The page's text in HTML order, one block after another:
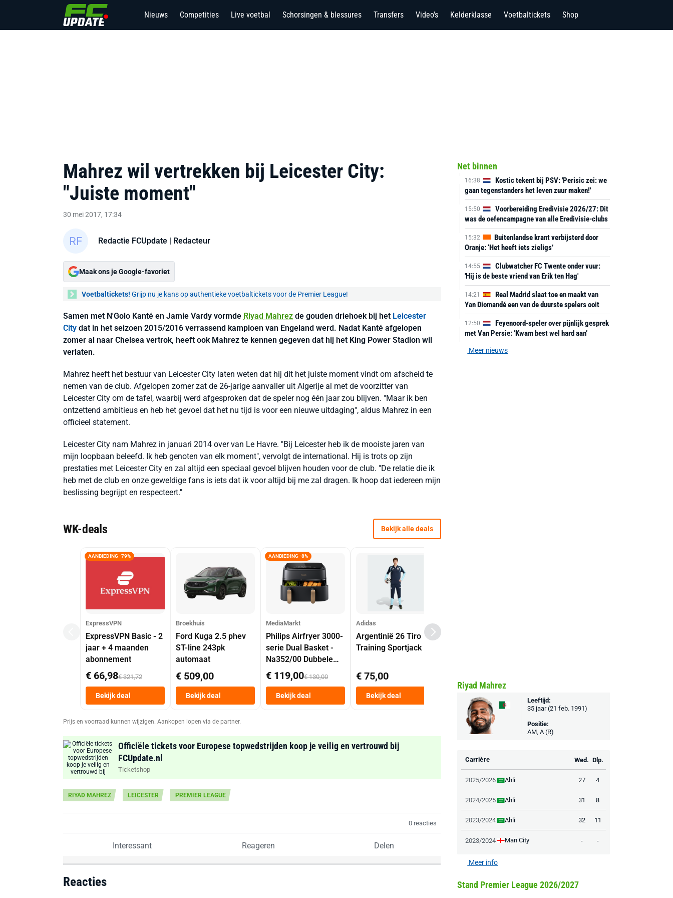
Nieuws Competities Live voetbal Schorsingen & blessures Transfers Video's Kelderklasse Voetbaltickets Shop
Mahrez wil vertrekken bij Leicester City:
"Juiste moment"
30 mei 2017, 17:34
Redactie FCUpdate | Redacteur
Maak ons je Google-favoriet
Voetbaltickets! Grijp nu je kans op authentieke voetbaltickets voor de Premier League!
Samen met N'Golo Kanté en Jamie Vardy vormde Riyad Mahrez de gouden driehoek bij het Leicester
City dat in het seizoen 2015/2016 verrassend kampioen van Engeland werd. Nadat Kanté afgelopen
zomer al naar Chelsea vertrok, heeft ook Mahrez te kennen gegeven dat hij het King Power Stadion wil
verlaten.
Mahrez heeft het bestuur van Leicester City laten weten dat hij dit het juiste moment vindt om afscheid te
nemen van de club. Afgelopen zomer zat de 26-jarige aanvaller uit Algerije al met de voorzitter van
Leicester City om de tafel, waarbij werd afgesproken dat de speler nog één jaar zou blijven. "Maar ik ben
ontzettend ambitieus en heb het gevoel dat het nu tijd is voor een nieuwe uitdaging", aldus Mahrez in een
officieel statement.
Leicester City nam Mahrez in januari 2014 over van Le Havre. "Bij Leicester heb ik de mooiste jaren van
mijn loopbaan beleefd. Ik heb genoten van elk moment", vervolgt de international. Hij is trots op zijn
prestaties met Leicester City en zal altijd een speciaal gevoel blijven houden voor de club. "De relatie die ik
heb met de club en onze geweldige fans is iets dat ik voor altijd bij me zal dragen. Ik hoop dat iedereen mijn
beslissing begrijpt en respecteert."
WK-deals Bekijk alle deals
AANBIEDING -79%
ExpressVPN
ExpressVPN Basic - 2
jaar + 4 maanden
abonnement
€ 66,98€ 321,72
Bekijk deal
Broekhuis
Ford Kuga 2.5 phev
ST-line 243pk
automaat
€ 509,00
Bekijk deal
AANBIEDING -8%
MediaMarkt
Philips Airfryer 3000-
serie Dual Basket -
Na352/00 Dubbele
Mand 9 L Tot 6
Personen
Heteluchtfriteuse
Zwart
€ 119,00€ 130,00
Bekijk deal
Adidas
Argentinië 26 Tiro
Training Sportjack
€ 75,00
Bekijk deal Bekijk deal
Prijs en voorraad kunnen wijzigen. Aankopen lopen via de partner.
Officiële tickets voor Europese topwedstrijden koop je veilig en vertrouwd bij
FCUpdate.nl
Ticketshop
RIYAD MAHREZ LEICESTER PREMIER LEAGUE
0 reacties
Interessant Reageren Delen
Reacties
Net binnen
16:38
Kostic tekent bij PSV: 'Perisic zei: we
gaan tegenstanders het leven zuur maken!'
15:50
Voorbereiding Eredivisie 2026/27: Dit
was de oefencampagne van alle Eredivisie-clubs
15:32
Buitenlandse krant verbijsterd door
Oranje: ‘Het heeft iets zieligs’
14:55
Clubwatcher FC Twente onder vuur:
'Hij is de beste vriend van Erik ten Hag'
14:21
Real Madrid slaat toe en maakt van
Yan Diomandé een van de duurste spelers ooit
12:50
Feyenoord-speler over pijnlijk gesprek
met Van Persie: ‘Kwam best wel hard aan’
Meer nieuws
Riyad Mahrez
Leeftijd:
35 jaar (21 feb. 1991)
Positie:
AM, A (R)
Carrière Wed. Dlp.
2025/2026 Ahli 27 4
2024/2025 Ahli 31 8
2023/2024 Ahli 32 11
2023/2024 Man City - -
Meer info
Stand Premier League 2026/2027